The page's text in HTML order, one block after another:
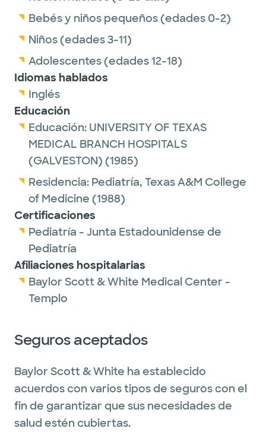
Bebés y niños pequeños (edades 0-2)
Niños (edades 3-11)
Adolescentes (edades 12-18)
Idiomas hablados
Inglés
Educación
Educación: UNIVERSITY OF TEXAS
MEDICAL BRANCH HOSPITALS
(GALVESTON) (1985)
Residencia: Pediatría, Texas A&M College
of Medicine (1988)
Certificaciones
Pediatría - Junta Estadounidense de
Pediatría
Afiliaciones hospitalarias
Baylor Scott & White Medical Center -
Templo
Seguros aceptados
Baylor Scott & White ha establecido
acuerdos con varios tipos de seguros con el
fin de garantizar que sus necesidades de
salud estén cubiertas.